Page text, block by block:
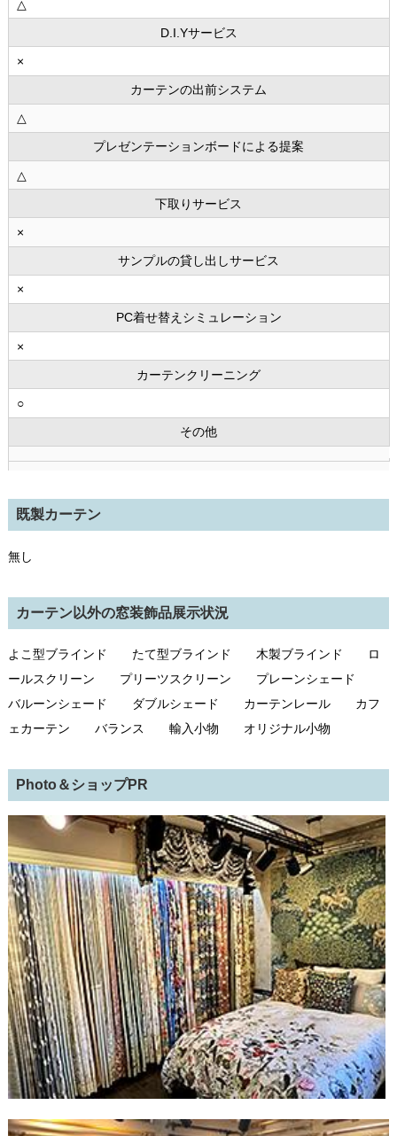
△
D.I.Yサービス
×
カーテンの出前システム
△
プレゼンテーションボードによる提案
△
下取りサービス
×
サンプルの貸し出しサービス
×
PC着せ替えシミュレーション
×
カーテンクリーニング
○
その他
既製カーテン
無し
カーテン以外の窓装飾品展示状況
よこ型ブラインド たて型ブラインド 木製ブラインド ロ
ールスクリーン プリーツスクリーン プレーンシェード
バルーンシェード ダブルシェード カーテンレール カフ
ェカーテン バランス 輸入小物 オリジナル小物
Photo＆ショップPR